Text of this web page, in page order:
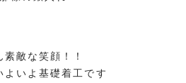
素敵な笑顔！！
よいよ基礎着工です